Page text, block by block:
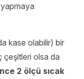
kase olabilir) bir
çeşitleri olsa da
2 ölçü sıcak